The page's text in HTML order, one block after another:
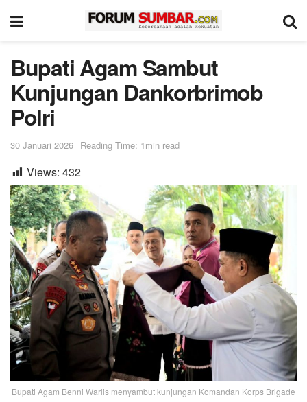
Bupati Agam Sambut
Kunjungan Dankorbrimob
Polri
30 Januari 2026 Reading Time: 1min read
Views: 432
Bupati Agam Benni Warlis menyambut kunjungan Komandan Korps Brigade